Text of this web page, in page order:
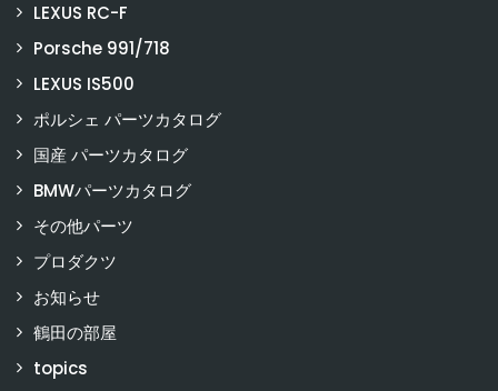
LEXUS RC-F
Porsche 991/718
LEXUS IS500
ポルシェ パーツカタログ
国産 パーツカタログ
BMWパーツカタログ
その他パーツ
プロダクツ
お知らせ
鶴田の部屋
topics